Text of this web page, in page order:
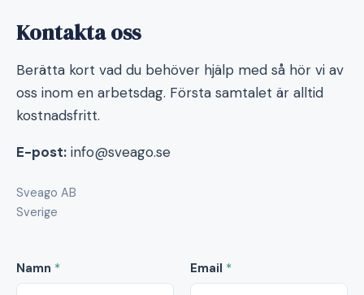
Kontakta oss
Berätta kort vad du behöver hjälp med så hör vi av
oss inom en arbetsdag. Första samtalet är alltid
kostnadsfritt.
E-post: info@sveago.se
Sveago AB
Sverige
Namn * Email *